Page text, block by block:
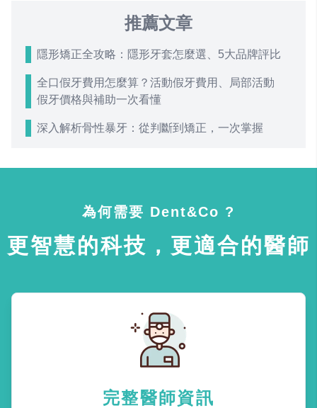
推薦文章
隱形矯正全攻略：隱形牙套怎麼選、5大品牌評比
全口假牙費用怎麼算？活動假牙費用、局部活動
假牙價格與補助一次看懂
深入解析骨性暴牙：從判斷到矯正，一次掌握
為何需要 Dent&Co ?
更智慧的科技，更適合的醫師
完整醫師資訊